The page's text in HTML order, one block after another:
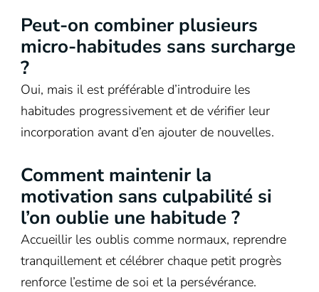
Peut-on combiner plusieurs
micro-habitudes sans surcharge
?
Oui, mais il est préférable d’introduire les
habitudes progressivement et de vérifier leur
incorporation avant d’en ajouter de nouvelles.
Comment maintenir la
motivation sans culpabilité si
l’on oublie une habitude ?
Accueillir les oublis comme normaux, reprendre
tranquillement et célébrer chaque petit progrès
renforce l’estime de soi et la persévérance.